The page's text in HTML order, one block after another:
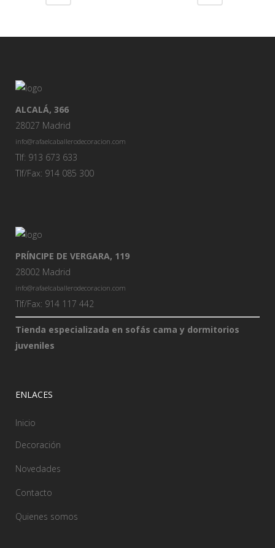
ALCALÁ, 366
28027 Madrid
info@rafaelcaballerodecoracion.com
Tlf: 913 673 633
Tlf/Fax: 914 085 300
PRÍNCIPE DE VERGARA, 119
28002 Madrid
info@rafaelcaballerodecoracion.com
Tlf/Fax: 914 117 442
Tienda especializada en sofás cama y dormitorios
juveniles
ENLACES
Inicio
Decoración
Novedades
Contacto
Quienes somos